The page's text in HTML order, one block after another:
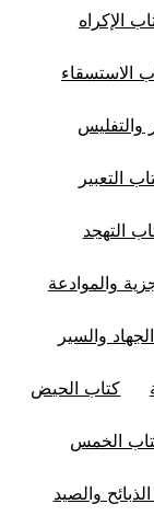
الإكراه
الاستسقاء
والتفليس
التعبير
التهجد
والموادعة
والسير
كتاب الحيض
الخمس
والصيد